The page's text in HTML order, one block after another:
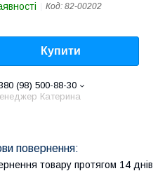
Код: 82-00202
Купити
(98) 500-88-30
Катерина
товару протягом 14 днів